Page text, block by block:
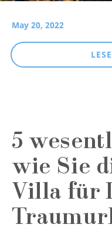
May 20, 2022
5
wie Sie
Villa für